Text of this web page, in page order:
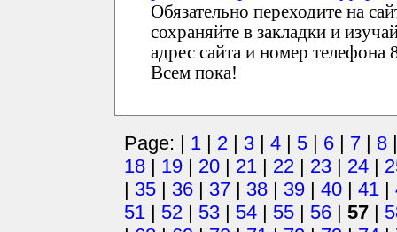
Обязательно переходите на
сохраняйте в закладки и
адрес сайта и номер
Всем пока!
Page: | 1 | 2 | 3 | 4 | 5 | 6 | 7 | 8
18 | 19 | 20 | 21 | 22 | 23 | 24 |
| 35 | 36 | 37 | 38 | 39 | 40 | 41 |
51 | 52 | 53 | 54 | 55 | 56 | 57 |